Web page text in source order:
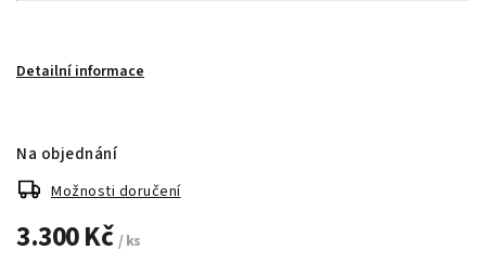
Detailní informace
3.300 Kč / ks
Na objednání
Možnosti doručení